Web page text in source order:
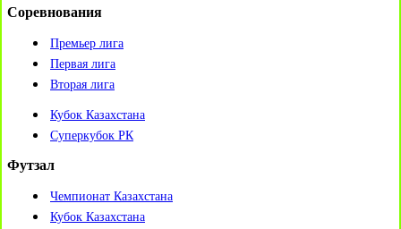
Соревнования
Премьер лига
Первая лига
Вторая лига
Кубок Казахстана
Суперкубок РК
Футзал
Чемпионат Казахстана
Кубок Казахстана